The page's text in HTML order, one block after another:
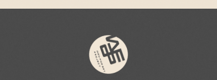
初心者でもできる！ホームページ制作のステッ
プバイステップガイド